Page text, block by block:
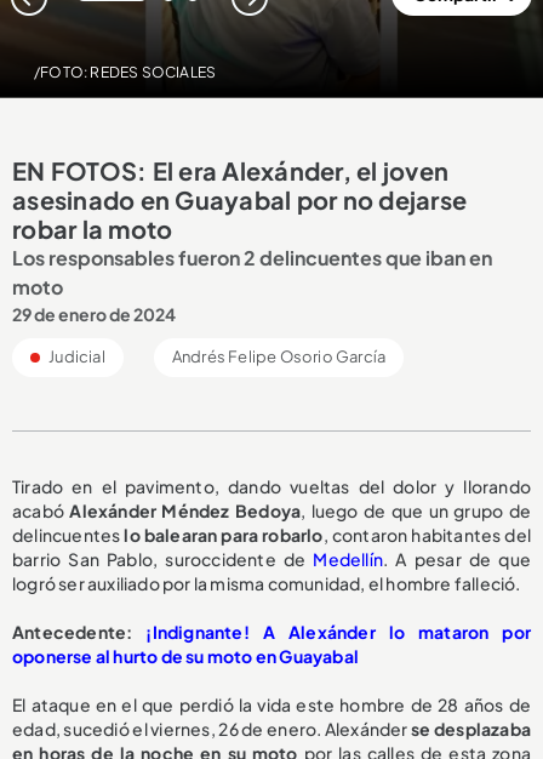
/FOTO: REDES SOCIALES
EN FOTOS: El era Alexánder, el joven
asesinado en Guayabal por no dejarse
robar la moto
Los responsables fueron 2 delincuentes que iban en
moto
29 de enero de 2024
Judicial Andrés Felipe Osorio García
Tirado en el pavimento, dando vueltas del dolor y llorando
acabóAlexánder Méndez Bedoya, luego de que un grupo de
delincuenteslo balearan para robarlo, contaron habitantes del
barrio San Pablo, suroccidente de Medellín. A pesar de que
logró ser auxiliado por la misma comunidad, el hombre falleció.
Antecedente: ¡Indignante! A Alexánder lo mataron por
oponerse al hurto de su moto en Guayabal
El ataque en el que perdió la vida este hombre de 28 años de
edad, sucedió el viernes, 26 de enero. Alexánderse desplazaba
en horas de la noche en su moto por las calles de esta zona